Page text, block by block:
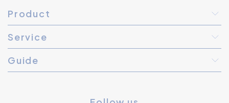
Product
Service
Guide